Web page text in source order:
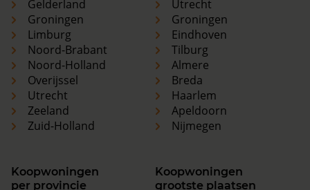
Gelderland
Groningen
Limburg
Noord-Brabant
Noord-Holland
Overijssel
Utrecht
Zeeland
Zuid-Holland
Utrecht
Groningen
Eindhoven
Tilburg
Almere
Breda
Haarlem
Apeldoorn
Nijmegen
Koopwoningen
per provincie
Koopwoningen
grootste plaatsen